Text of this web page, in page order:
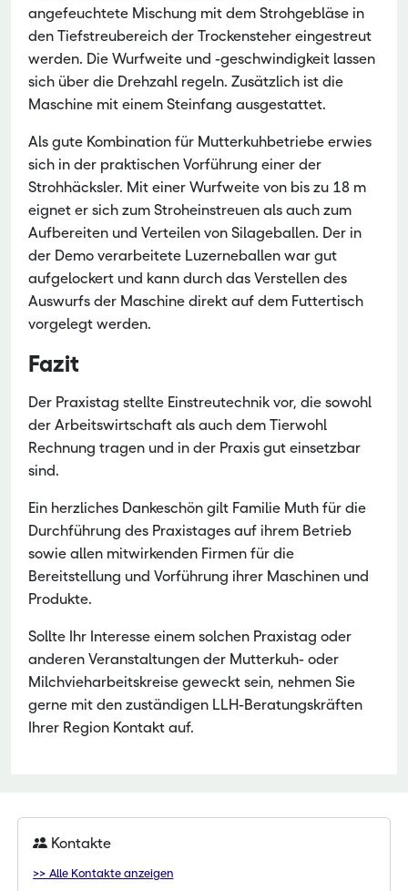
angefeuchtete Mischung mit dem Strohgebläse in
den Tiefstreubereich der Trockensteher eingestreut
werden. Die Wurfweite und -geschwindigkeit lassen
sich über die Drehzahl regeln. Zusätzlich ist die
Maschine mit einem Steinfang ausgestattet.
Als gute Kombination für Mutterkuhbetriebe erwies
sich in der praktischen Vorführung einer der
Strohhäcksler. Mit einer Wurfweite von bis zu 18 m
eignet er sich zum Stroheinstreuen als auch zum
Aufbereiten und Verteilen von Silageballen. Der in
der Demo verarbeitete Luzerneballen war gut
aufgelockert und kann durch das Verstellen des
Auswurfs der Maschine direkt auf dem Futtertisch
vorgelegt werden.
Fazit
Der Praxistag stellte Einstreutechnik vor, die sowohl
der Arbeitswirtschaft als auch dem Tierwohl
Rechnung tragen und in der Praxis gut einsetzbar
sind.
Ein herzliches Dankeschön gilt Familie Muth für die
Durchführung des Praxistages auf ihrem Betrieb
sowie allen mitwirkenden Firmen für die
Bereitstellung und Vorführung ihrer Maschinen und
Produkte.
Sollte Ihr Interesse einem solchen Praxistag oder
anderen Veranstaltungen der Mutterkuh- oder
Milchvieharbeitskreise geweckt sein, nehmen Sie
gerne mit den zuständigen LLH-Beratungskräften
Ihrer Region Kontakt auf.
Kontakte
>> Alle Kontakte anzeigen